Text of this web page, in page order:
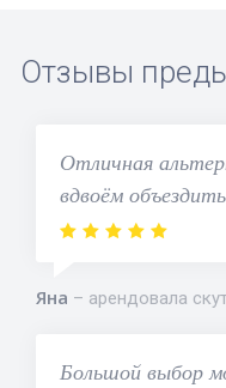
Отзывы
Отличная
вдвоём
Яна арендовала
Большой выбор